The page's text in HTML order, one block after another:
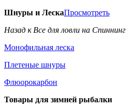
Шнуры и ЛескаПросмотреть
Назад к Все для ловли на Спиннинг
Монофильная леска
Плетеные шнуры
Флюорокарбон
Товары для зимней рыбалки